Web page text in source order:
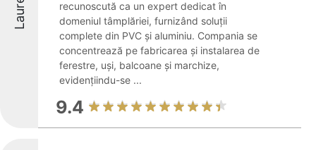
recunoscută ca un expert dedicat în
domeniul tâmplăriei, furnizând soluții
complete din PVC și aluminiu. Compania se
concentrează pe fabricarea și instalarea de
ferestre, uși, balcoane și marchize,
evidențiindu-se ...
9.4